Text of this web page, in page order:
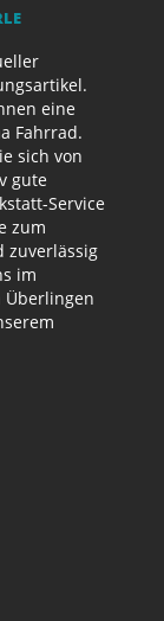
eine
Fahrrad.
sich von
gute
Service
zum
zuverlässig
im
Überlingen